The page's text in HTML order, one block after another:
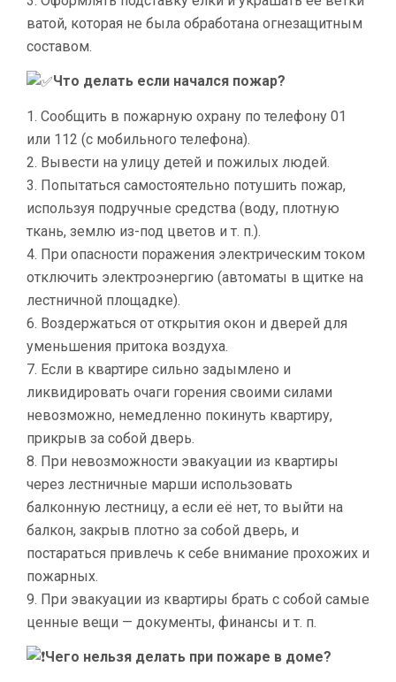
ватой, которая не была обработана огнезащитным
составом.
Что делать если начался пожар?
1. Сообщить в пожарную охрану по телефону 01
или 112 (с мобильного телефона).
2. Вывести на улицу детей и пожилых людей.
3. Попытаться самостоятельно потушить пожар,
используя подручные средства (воду, плотную
ткань, землю из-под цветов и т. п.).
4. При опасности поражения электрическим током
отключить электроэнергию (автоматы в щитке на
лестничной площадке).
6. Воздержаться от открытия окон и дверей для
уменьшения притока воздуха.
7. Если в квартире сильно задымлено и
ликвидировать очаги горения своими силами
невозможно, немедленно покинуть квартиру,
прикрыв за собой дверь.
8. При невозможности эвакуации из квартиры
через лестничные марши использовать
балконную лестницу, а если её нет, то выйти на
балкон, закрыв плотно за собой дверь, и
постараться привлечь к себе внимание прохожих и
пожарных.
9. При эвакуации из квартиры брать с собой самые
ценные вещи — документы, финансы и т. п.
Чего нельзя делать при пожаре в доме?